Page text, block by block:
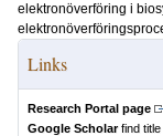
elektronöverföring i
Links
Research Portal page
Google Scholarfind title